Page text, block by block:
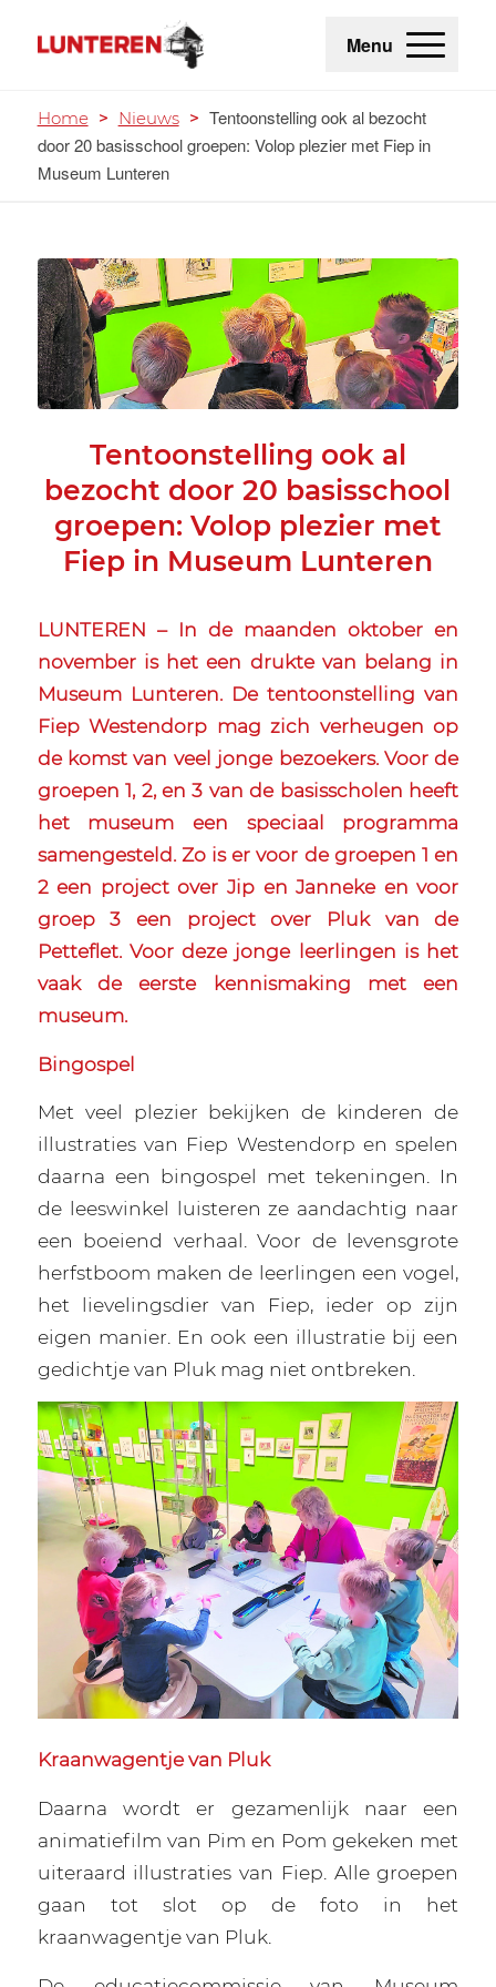
Menu
Home > Nieuws > Tentoonstelling ook al bezocht
door 20 basisschool groepen: Volop plezier met Fiep in
Museum Lunteren
Tentoonstelling ook al
bezocht door 20 basisschool
groepen: Volop plezier met
Fiep in Museum Lunteren
LUNTEREN – In de maanden oktober en
november is het een drukte van belang in
Museum Lunteren. De tentoonstelling van
Fiep Westendorp mag zich verheugen op
de komst van veel jonge bezoekers. Voor de
groepen 1, 2, en 3 van de basisscholen heeft
het museum een speciaal programma
samengesteld. Zo is er voor de groepen 1 en
2 een project over Jip en Janneke en voor
groep 3 een project over Pluk van de
Petteflet. Voor deze jonge leerlingen is het
vaak de eerste kennismaking met een
museum.
Bingospel
Met veel plezier bekijken de kinderen de
illustraties van Fiep Westendorp en spelen
daarna een bingospel met tekeningen. In
de leeswinkel luisteren ze aandachtig naar
een boeiend verhaal. Voor de levensgrote
herfstboom maken de leerlingen een vogel,
het lievelingsdier van Fiep, ieder op zijn
eigen manier. En ook een illustratie bij een
gedichtje van Pluk mag niet ontbreken.
Kraanwagentje van Pluk
Daarna wordt er gezamenlijk naar een
animatiefilm van Pim en Pom gekeken met
uiteraard illustraties van Fiep. Alle groepen
gaan tot slot op de foto in het
kraanwagentje van Pluk.